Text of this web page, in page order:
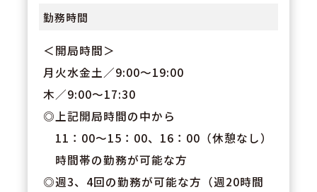
勤務時間
＜開局時間＞
月火水金土／9:00～19:00
木／9:00～17:30
◎上記開局時間の中から
11：00～15：00、16：00（休憩なし）
時間帯の勤務が可能な方
◎週3、4回の勤務が可能な方（週20時間